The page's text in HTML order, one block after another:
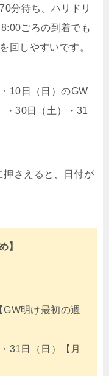
分待ち、ハリドリ
ごろの到着でも
回しやすいです。
10日（日）のGW
・30日（土）・31
押さえると、日付が
】
明け最初の週
31日（日）【月